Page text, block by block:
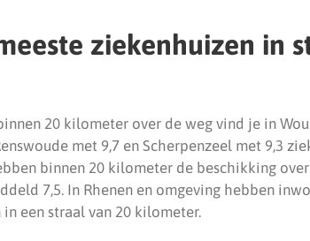
ziekenhuizen in
20 kilometer over de weg vind je in
met 9,7 en Scherpenzeel met 9,3
binnen 20 kilometer de beschikking over
7,5. In Rhenen en omgeving hebben
een straal van 20 kilometer.